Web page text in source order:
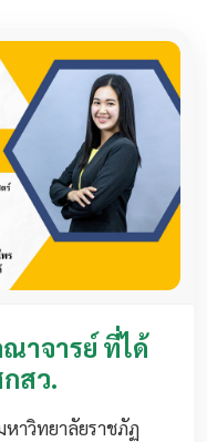
าจารย์ ที่ได้
สว.
าวิทยาลัยราชภัฏ